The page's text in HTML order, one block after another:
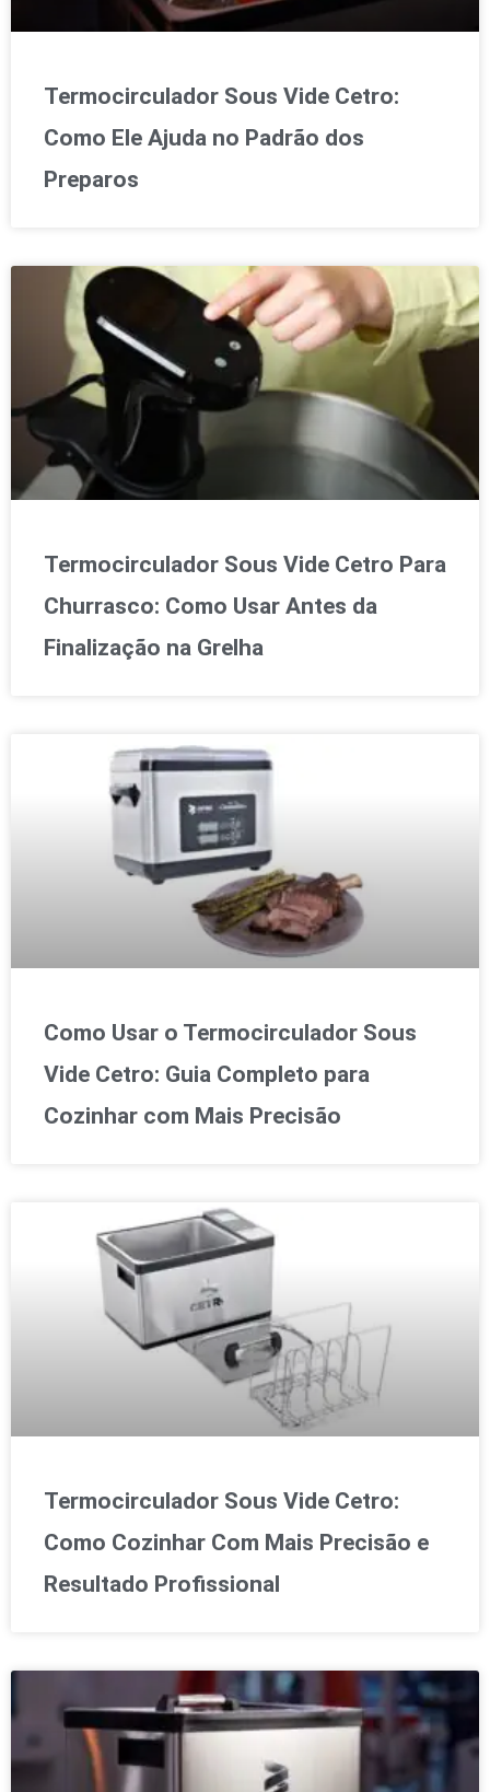
Termocirculador Sous Vide Cetro:
Como Ele Ajuda no Padrão dos
Preparos
Termocirculador Sous Vide Cetro Para
Churrasco: Como Usar Antes da
Finalização na Grelha
Como Usar o Termocirculador Sous
Vide Cetro: Guia Completo para
Cozinhar com Mais Precisão
Termocirculador Sous Vide Cetro:
Como Cozinhar Com Mais Precisão e
Resultado Profissional